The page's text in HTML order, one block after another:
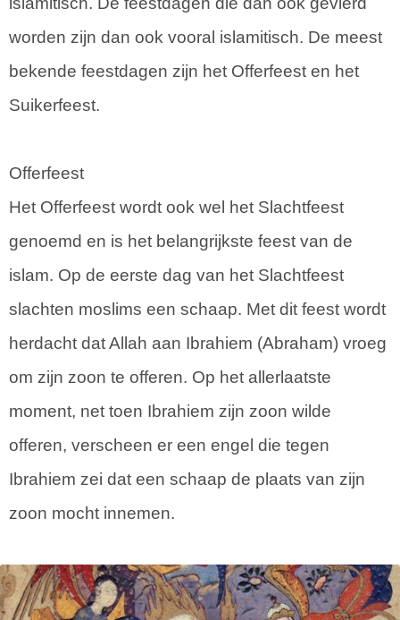
worden zijn dan ook vooral islamitisch. De meest
bekende feestdagen zijn het Offerfeest en het
Suikerfeest.
Offerfeest
Het Offerfeest wordt ook wel het Slachtfeest
genoemd en is het belangrijkste feest van de
islam. Op de eerste dag van het Slachtfeest
slachten moslims een schaap. Met dit feest wordt
herdacht dat Allah aan Ibrahiem (Abraham) vroeg
om zijn zoon te offeren. Op het allerlaatste
moment, net toen Ibrahiem zijn zoon wilde
offeren, verscheen er een engel die tegen
Ibrahiem zei dat een schaap de plaats van zijn
zoon mocht innemen.